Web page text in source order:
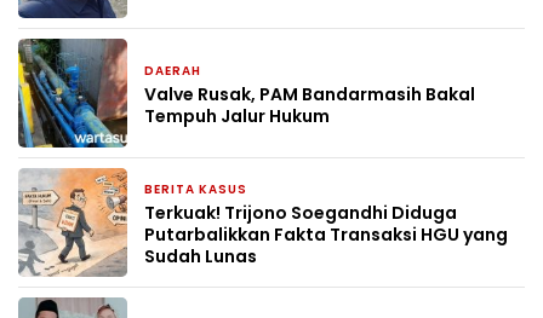
DAERAH
Valve Rusak, PAM Bandarmasih Bakal
Tempuh Jalur Hukum
BERITA KASUS
Terkuak! Trijono Soegandhi Diduga
Putarbalikkan Fakta Transaksi HGU yang
Sudah Lunas